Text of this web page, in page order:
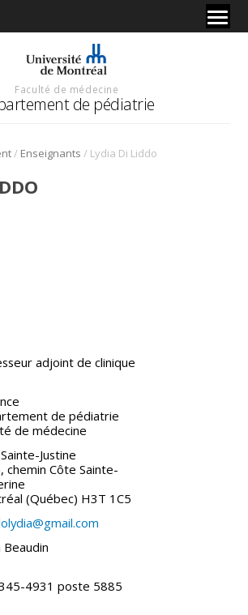
Faculté de médecine
de pédiatrie
/ Enseignants / Lydia Di Liddo
adjoint de clinique
de pédiatrie
de médecine
Justine
chemin Côte Sainte-
(Québec) H3T 1C5
Beaudin
4931 poste 5885